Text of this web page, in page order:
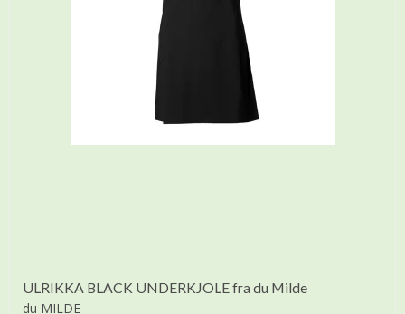
ULRIKKA BLACK UNDERKJOLE fra du Milde
du MILDE